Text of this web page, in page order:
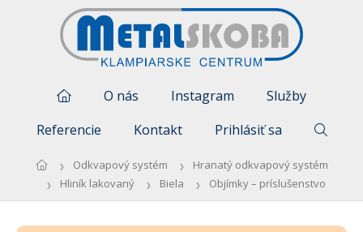
O nás Instagram
Služby
Referencie
Kontakt Prihlásiť sa
Odkvapový systém
Hranatý odkvapový systém
Hliník lakovaný
Biela Objímky – príslušenstvo